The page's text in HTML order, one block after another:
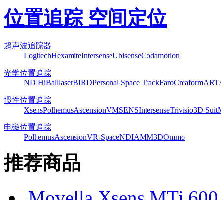
位置追踪 空间定位
超声波追踪器
LogitechHexamiteIntersenseUbisenseCodamotion
光学位置追踪
NDIHiBalllaserBIRDPersonal Space TrackFaroCreaformART
惯性位置追踪
XsensPolhemusAscensionVMSENSIntersenseTrivisio3D Suit
电磁位置追踪
PolhemusAscensionVR-SpaceNDIAMM3DOmmo
推荐商品